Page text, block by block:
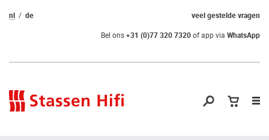
veel gestelde vragen
nl de
Bel ons+31 (0)77 320 7320of app via WhatsApp